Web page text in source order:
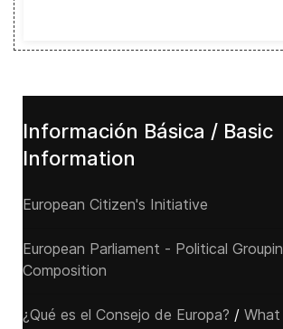
Información Básica / Basic
Information
European Citizen's Initiative
European Parliament - Political
Composition
¿Qué es el Consejo de Europa? / What